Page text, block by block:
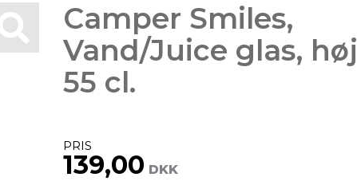
Camper Smiles,
Vand/Juice glas, høj
55 cl.
PRIS
139,00 DKK